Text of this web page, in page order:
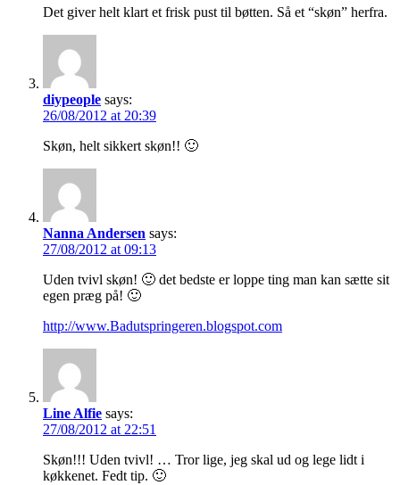
Det giver helt klart et frisk pust til bøtten. Så et “skøn” herfra.
diypeople says:
26/08/2012 at 20:39
Skøn, helt sikkert skøn!! 🙂
Nanna Andersen says:
27/08/2012 at 09:13
Uden tvivl skøn! 🙂 det bedste er loppe ting man kan sætte sit
egen præg på! 🙂
http://www.Badutspringeren.blogspot.com
Line Alfie says:
27/08/2012 at 22:51
Skøn!!! Uden tvivl! … Tror lige, jeg skal ud og lege lidt i
køkkenet. Fedt tip. 🙂